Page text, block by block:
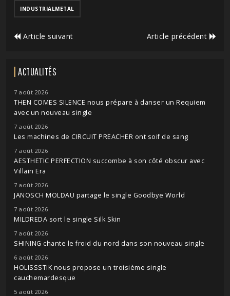
INDUSTRIALMETAL
Article suivant Article précédent
ACTUALITÉS
7 août 2026
THEN COMES SILENCE nous prépare à danser un Requiem
avec un nouveau single
7 août 2026
Les machines de CIRCUIT PREACHER ont soif de sang
7 août 2026
AESTHETIC PERFECTION succombe à son côté obscur avec
Villain Era
7 août 2026
JANOSCH MOLDAU partage le single Goodbye World
7 août 2026
MILDREDA sort le single Silk Skin
7 août 2026
SHINING chante le froid du nord dans son nouveau single
6 août 2026
HOLISSSTIK nous propose un troisième single
cauchemardesque
5 août 2026